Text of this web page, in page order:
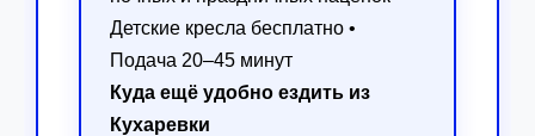
Детские кресла бесплатно •
Подача 20–45 минут
Куда ещё удобно ездить из
Кухаревки